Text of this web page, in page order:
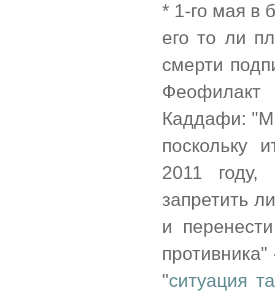
* 1-го мая в
его то ли
смерти
Феофилакт
Каддафи:
поскольку
2011
запретить
и
"ситуация